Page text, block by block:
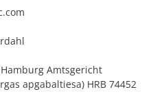
Amtsgericht
apgabaltiesa) HRB 74452